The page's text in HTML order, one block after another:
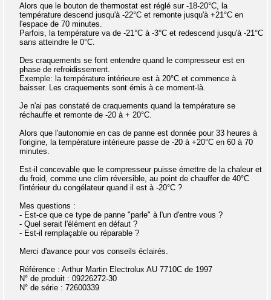
Alors que le bouton de thermostat est réglé sur -18-20°C, la
température descend jusqu'à -22°C et remonte jusqu'à +21°C en
l'espace de 70 minutes.
Parfois, la température va de -21°C à -3°C et redescend jusqu'à -21°C
sans atteindre le 0°C.
Des craquements se font entendre quand le compresseur est en
phase de refroidissement.
Exemple: la température intérieure est à 20°C et commence à
baisser. Les craquements sont émis à ce moment-là.
Je n'ai pas constaté de craquements quand la température se
réchauffe et remonte de -20 à + 20°C.
Alors que l'autonomie en cas de panne est donnée pour 33 heures à
l'origine, la température intérieure passe de -20 à +20°C en 60 à 70
minutes.
Est-il concevable que le compresseur puisse émettre de la chaleur et
du froid, comme une clim réversible, au point de chauffer de 40°C
l'intérieur du congélateur quand il est à -20°C ?
Mes questions :
- Est-ce que ce type de panne "parle" à l'un d'entre vous ?
- Quel serait l'élément en défaut ?
- Est-il remplaçable ou réparable ?
Merci d'avance pour vos conseils éclairés.
Référence : Arthur Martin Electrolux AU 7710C de 1997
N° de produit : 09226272-30
N° de série : 72600339